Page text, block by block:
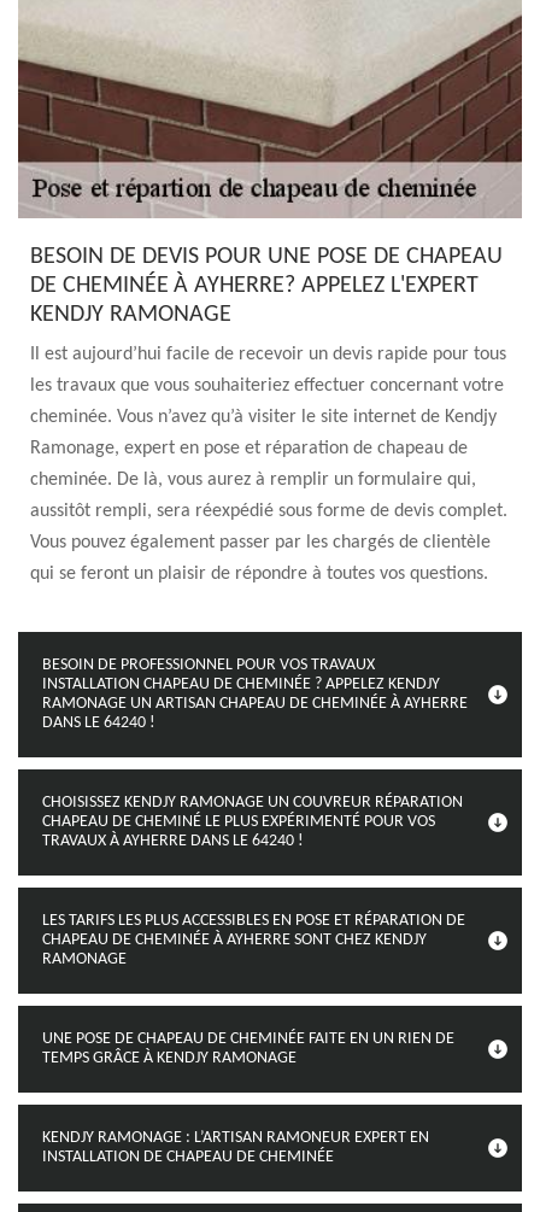
BESOIN DE DEVIS POUR UNE POSE DE CHAPEAU
DE CHEMINÉE À AYHERRE? APPELEZ L'EXPERT
KENDJY RAMONAGE
Il est aujourd’hui facile de recevoir un devis rapide pour tous
les travaux que vous souhaiteriez effectuer concernant votre
cheminée. Vous n’avez qu’à visiter le site internet de Kendjy
Ramonage, expert en pose et réparation de chapeau de
cheminée. De là, vous aurez à remplir un formulaire qui,
aussitôt rempli, sera réexpédié sous forme de devis complet.
Vous pouvez également passer par les chargés de clientèle
qui se feront un plaisir de répondre à toutes vos questions.
BESOIN DE PROFESSIONNEL POUR VOS TRAVAUX
INSTALLATION CHAPEAU DE CHEMINÉE ? APPELEZ KENDJY
RAMONAGE UN ARTISAN CHAPEAU DE CHEMINÉE À AYHERRE
DANS LE 64240 !
CHOISISSEZ KENDJY RAMONAGE UN COUVREUR RÉPARATION
CHAPEAU DE CHEMINÉ LE PLUS EXPÉRIMENTÉ POUR VOS
TRAVAUX À AYHERRE DANS LE 64240 !
LES TARIFS LES PLUS ACCESSIBLES EN POSE ET RÉPARATION DE
CHAPEAU DE CHEMINÉE À AYHERRE SONT CHEZ KENDJY
RAMONAGE
UNE POSE DE CHAPEAU DE CHEMINÉE FAITE EN UN RIEN DE
TEMPS GRÂCE À KENDJY RAMONAGE
KENDJY RAMONAGE : L’ARTISAN RAMONEUR EXPERT EN
INSTALLATION DE CHAPEAU DE CHEMINÉE